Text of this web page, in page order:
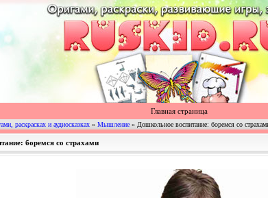
Главная страница
раскрасках и аудиосказках» Мышление» Дошкольное воспитание: боремся со
боремся со страхами